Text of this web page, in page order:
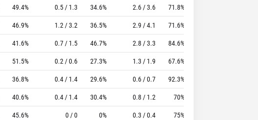
49.4% 0.5 / 1.3 34.6% 2.6 / 3.6 71.8%
46.9% 1.2 / 3.2 36.5% 2.9 / 4.1 71.6%
41.6% 0.7 / 1.5 46.7% 2.8 / 3.3 84.6%
51.5% 0.2 / 0.6 27.3% 1.3 / 1.9 67.6%
36.8% 0.4 / 1.4 29.6% 0.6 / 0.7 92.3%
40.6% 0.4 / 1.4 30.4% 0.8 / 1.2 70%
45.6% 0 / 0 0% 0.3 / 0.4 75%